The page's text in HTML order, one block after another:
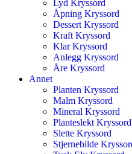
Lyd Kryssord
Åpning Kryssord
Dessert Kryssord
Kraft Kryssord
Klar Kryssord
Anlegg Kryssord
Åre Kryssord
Annet
Planten Kryssord
Malm Kryssord
Mineral Kryssord
Planteslekt Kryssord
Slette Kryssord
Stjernebilde